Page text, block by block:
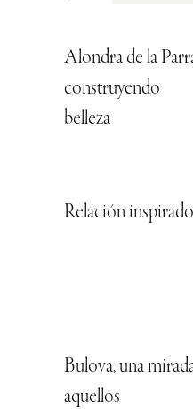
Alondra de la
construyendo
belleza
Relación
Bulova, una
aquellos